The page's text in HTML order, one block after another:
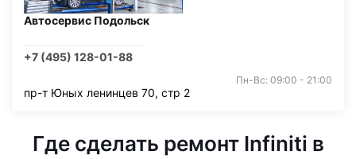
Автосервис Подольск
+7 (495) 128-01-88
Пн-Вс: 09:00 - 21:00
пр-т Юных ленинцев 70, стр 2
Где сделать ремонт Infiniti в